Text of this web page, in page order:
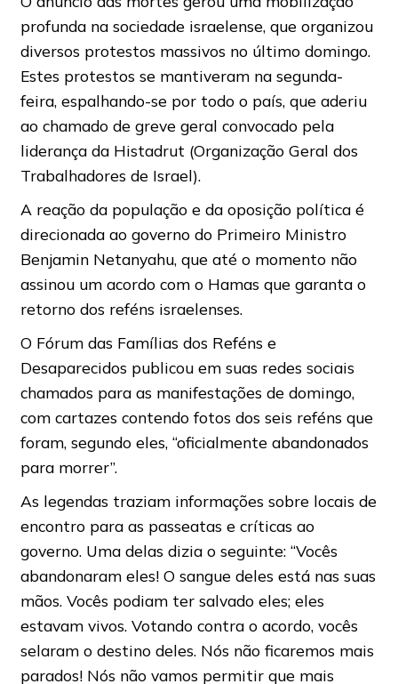
profunda na sociedade israelense, que organizou
diversos protestos massivos no último domingo.
Estes protestos se mantiveram na segunda-
feira, espalhando-se por todo o país, que aderiu
ao chamado de greve geral convocado pela
liderança da Histadrut (Organização Geral dos
Trabalhadores de Israel).
A reação da população e da oposição política é
direcionada ao governo do Primeiro Ministro
Benjamin Netanyahu, que até o momento não
assinou um acordo com o Hamas que garanta o
retorno dos reféns israelenses.
O Fórum das Famílias dos Reféns e
Desaparecidos publicou em suas redes sociais
chamados para as manifestações de domingo,
com cartazes contendo fotos dos seis reféns que
foram, segundo eles, “oficialmente abandonados
para morrer”.
As legendas traziam informações sobre locais de
encontro para as passeatas e críticas ao
governo. Uma delas dizia o seguinte: “Vocês
abandonaram eles! O sangue deles está nas suas
mãos. Vocês podiam ter salvado eles; eles
estavam vivos. Votando contra o acordo, vocês
selaram o destino deles. Nós não ficaremos mais
parados! Nós não vamos permitir que mais